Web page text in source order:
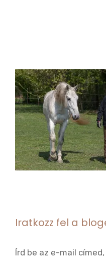
Iratkozz fel a
Írd be az e-mail